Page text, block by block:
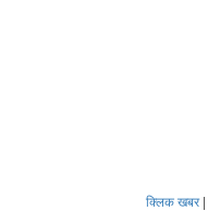
क्लिक खबर|